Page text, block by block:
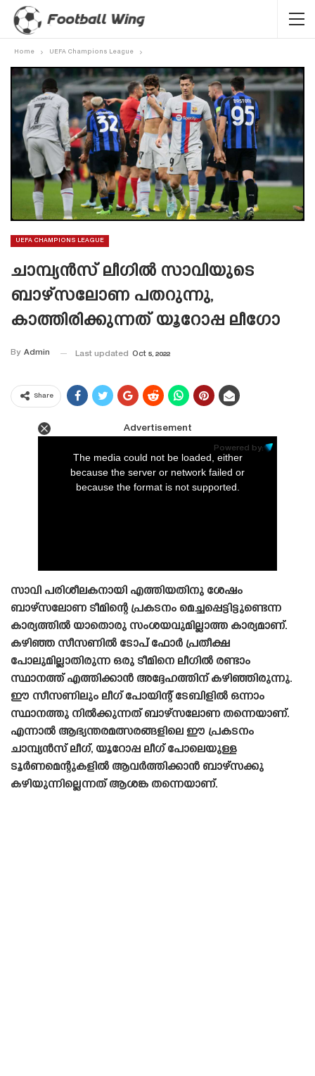
Home UEFA Champions League
UEFA CHAMPIONS LEAGUE
ചാമ്പ്യൻസ് ലീഗിൽ സാവിയുടെ
ബാഴ്‌സലോണ പതറുന്നു,
കാത്തിരിക്കുന്നത് യൂറോപ്പ ലീഗോ
By Admin Last updated Oct 5, 2022
Share
Advertisement
Powered by:
The media could not be loaded, either
because the server or network failed or
because the format is not supported.
സാവി പരിശീലകനായി എത്തിയതിനു ശേഷം
ബാഴ്‌സലോണ ടീമിന്റെ പ്രകടനം മെച്ചപ്പെട്ടിട്ടുണ്ടെന്ന
കാര്യത്തിൽ യാതൊരു സംശയവുമില്ലാത്ത കാര്യമാണ്.
കഴിഞ്ഞ സീസണിൽ ടോപ് ഫോർ പ്രതീക്ഷ
പോലുമില്ലാതിരുന്ന ഒരു ടീമിനെ ലീഗിൽ രണ്ടാം
സ്ഥാനത്ത് എത്തിക്കാൻ അദ്ദേഹത്തിന് കഴിഞ്ഞിരുന്നു.
ഈ സീസണിലും ലീഗ് പോയിന്റ് ടേബിളിൽ ഒന്നാം
സ്ഥാനത്തു നിൽക്കുന്നത് ബാഴ്‌സലോണ തന്നെയാണ്.
എന്നാൽ ആഭ്യന്തരമത്സരങ്ങളിലെ ഈ പ്രകടനം
ചാമ്പ്യൻസ് ലീഗ്, യൂറോപ്പ ലീഗ് പോലെയുള്ള
ടൂർണമെന്റുകളിൽ ആവർത്തിക്കാൻ ബാഴ്‌സക്കു
കഴിയുന്നില്ലെന്നത് ആശങ്ക തന്നെയാണ്.